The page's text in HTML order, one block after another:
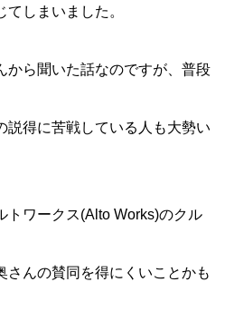
しまいました。
から聞いた話なのですが、普段
説得に苦戦している人も大勢い
トワークス(Alto Works)のクル
さんの賛同を得にくいことかも